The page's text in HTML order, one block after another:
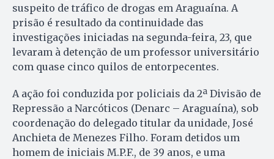
suspeito de tráfico de drogas em Araguaína. A
prisão é resultado da continuidade das
investigações iniciadas na segunda-feira, 23, que
levaram à detenção de um professor universitário
com quase cinco quilos de entorpecentes.
A ação foi conduzida por policiais da 2ª Divisão de
Repressão a Narcóticos (Denarc – Araguaína), sob
coordenação do delegado titular da unidade, José
Anchieta de Menezes Filho. Foram detidos um
homem de iniciais M.P.F., de 39 anos, e uma